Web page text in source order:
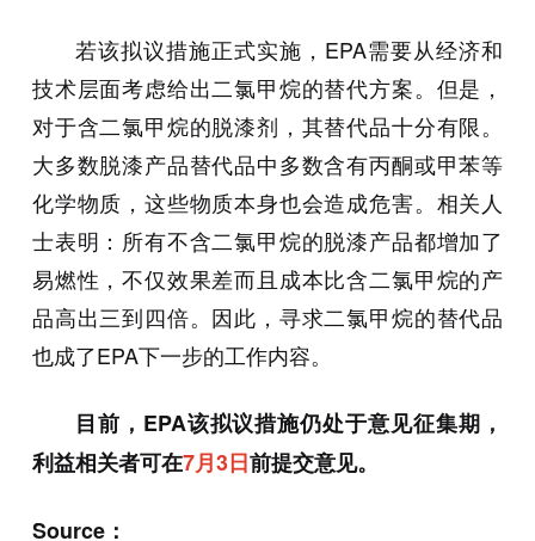
若该拟议措施正式实施，EPA需要从经济和
技术层面考虑给出二氯甲烷的替代方案。但是，
对于含二氯甲烷的脱漆剂，其替代品十分有限。
大多数脱漆产品替代品中多数含有丙酮或甲苯等
化学物质，这些物质本身也会造成危害。相关人
士表明：所有不含二氯甲烷的脱漆产品都增加了
易燃性，不仅效果差而且成本比含二氯甲烷的产
品高出三到四倍。因此，寻求二氯甲烷的替代品
也成了EPA下一步的工作内容。
目前，EPA该拟议措施仍处于意见征集期，
利益相关者可在7月3日前提交意见。
Source：